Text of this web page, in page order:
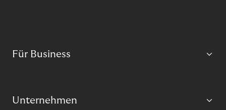
Für Business
Unternehmen